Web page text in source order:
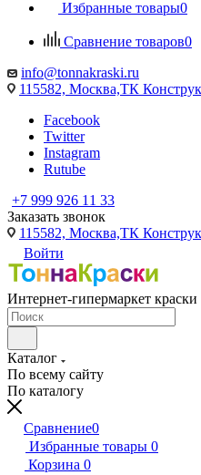
Избранные товары0
Сравнение товаров0
info@tonnakraski.ru
115582, Москва,ТК
Facebook
Twitter
Instagram
Rutube
+7 999 926 11 33
Заказать звонок
115582, Москва,ТК
Войти
Интернет-гипермаркет краски
Каталог
По всему сайту
По каталогу
Сравнение0
Избранные товары 0
Корзина 0